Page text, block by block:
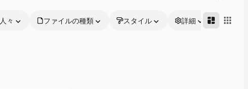
人々 ファイルの種類 スタイル 詳細